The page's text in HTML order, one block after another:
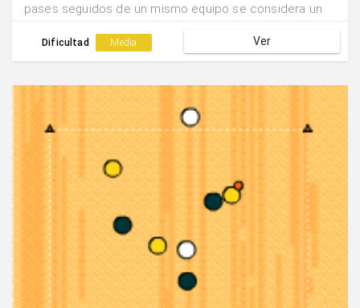
pases seguidos de un mismo equipo se considera un
Dificultad Media Ver